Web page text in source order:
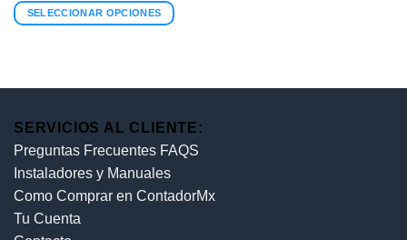
SELECCIONAR OPCIONES
SERVICIOS AL CLIENTE:
Preguntas Frecuentes FAQS
Instaladores y Manuales
Como Comprar en ContadorMx
Tu Cuenta